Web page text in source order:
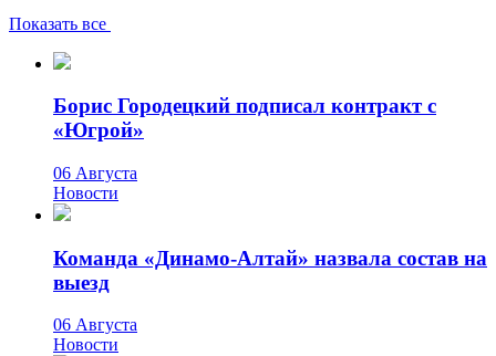
Показать все
Борис Городецкий подписал контракт с
«Югрой»
06 Августа
Новости
Команда «Динамо-Алтай» назвала состав на
выезд
06 Августа
Новости